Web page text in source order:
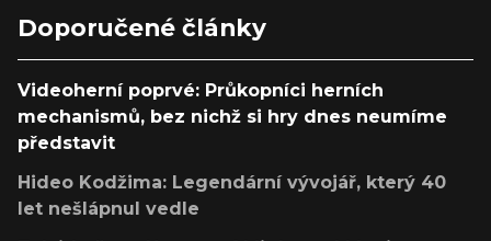
Doporučené články
Videoherní poprvé: Průkopníci herních
mechanismů, bez nichž si hry dnes neumíme
představit
Hideo Kodžima: Legendární vývojář, který 40
let nešlápnul vedle